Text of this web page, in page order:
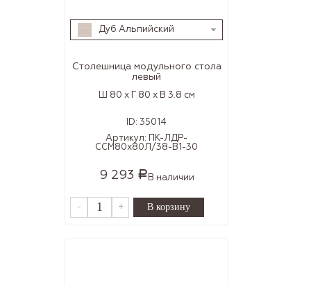
Дуб Альпийский
Столешница модульного стола
левый
Ш 80 x Г 80 x В 3.8 см
ID: 35014
Артикул: ПК-ЛДР-
ССМ80х80Л/38-В1-30
9 293 РВ наличии
- +